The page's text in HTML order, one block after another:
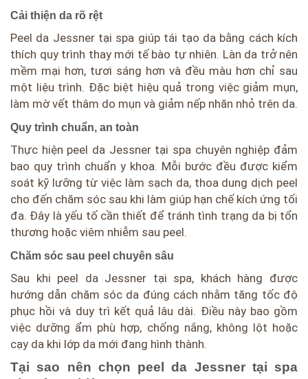
Cải thiện da rõ rệt
Peel da Jessner tại spa giúp tái tạo da bằng cách kích
thích quy trình thay mới tế bào tự nhiên. Làn da trở nên
mềm mại hơn, tươi sáng hơn và đều màu hơn chỉ sau
một liệu trình. Đặc biệt hiệu quả trong việc giảm mụn,
làm mờ vết thâm do mụn và giảm nếp nhăn nhỏ trên da.
Quy trình chuẩn, an toàn
Thực hiện peel da Jessner tại spa chuyên nghiệp đảm
bao quy trình chuẩn y khoa. Mỗi bước đều được kiểm
soát kỹ lưỡng từ việc làm sạch da, thoa dung dịch peel
cho đến chăm sóc sau khi làm giúp hạn chế kích ứng tối
đa. Đây là yếu tố cần thiết để tránh tình trạng da bị tổn
thương hoặc viêm nhiễm sau peel.
Chăm sóc sau peel chuyên sâu
Sau khi peel da Jessner tại spa, khách hàng được
hướng dẫn chăm sóc da đúng cách nhằm tăng tốc độ
phục hồi và duy trì kết quả lâu dài. Điều này bao gồm
việc dưỡng ẩm phù hợp, chống nắng, không lột hoặc
cạy da khi lớp da mới đang hình thành.
Tại sao nên chọn peel da Jessner tại spa